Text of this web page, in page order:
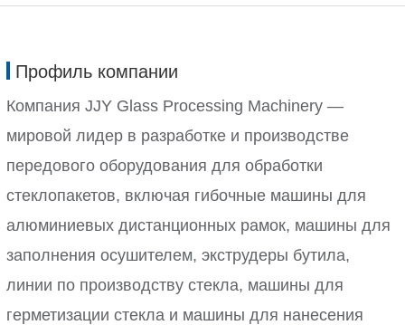
Профиль компании
Компания JJY Glass Processing Machinery —
мировой лидер в разработке и производстве
передового оборудования для обработки
стеклопакетов, включая гибочные машины для
алюминиевых дистанционных рамок, машины для
заполнения осушителем, экструдеры бутила,
линии по производству стекла, машины для
герметизации стекла и машины для нанесения